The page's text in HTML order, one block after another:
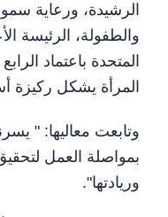
الرشيدة، ورعاية
والطفولة، الرئيسة
المتحدة باعتماد
المرأة يشكل ركيزة
وتابعت معاليها: "
وريادتها".